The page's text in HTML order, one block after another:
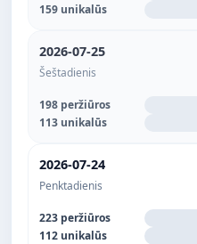
159 unikalūs
2026-07-25
Šeštadienis
198 peržiūros
113 unikalūs
2026-07-24
Penktadienis
223 peržiūros
112 unikalūs